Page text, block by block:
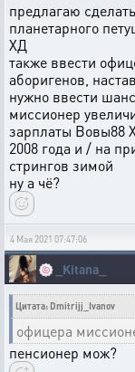
предлагаю
планетарного
ХД
также ввести
аборигенов,
нужно ввести
миссионер
зарплаты Вовы88
2008 года и / на
стрингов зимой
ну а чё?
4 Мая 2021 07:47:06
🍥 _Kitana_
Цитата: Dmitrijj_Ivanov
офицера
пенсионер мож?